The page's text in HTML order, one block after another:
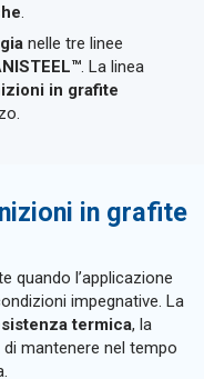
nelle tre linee
. La linea
in grafite
in grafite
quando l’applicazione
impegnative. La
termica, la
mantenere nel tempo